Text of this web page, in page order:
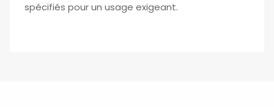
spécifiés pour un usage exigeant.